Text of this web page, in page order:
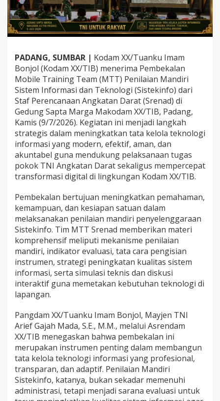
n
T
a
t
e
l
o
a
D
i
g
i
t
a
d
a
n
e
a
m
a
a
n
D
a
t
a
PADANG, SUMBAR | Kodam XX/Tuanku Imam
Bonjol (Kodam XX/TIB) menerima Pembekalan
Mobile Training Team (MTT) Penilaian Mandiri
Sistem Informasi dan Teknologi (Sistekinfo) dari
Staf Perencanaan Angkatan Darat (Srenad) di
Gedung Sapta Marga Makodam XX/TIB, Padang,
Kamis (9/7/2026). Kegiatan ini menjadi langkah
strategis dalam meningkatkan tata kelola teknologi
informasi yang modern, efektif, aman, dan
akuntabel guna mendukung pelaksanaan tugas
pokok TNI Angkatan Darat sekaligus mempercepat
transformasi digital di lingkungan Kodam XX/TIB.
Pembekalan bertujuan meningkatkan pemahaman,
kemampuan, dan kesiapan satuan dalam
melaksanakan penilaian mandiri penyelenggaraan
Sistekinfo. Tim MTT Srenad memberikan materi
komprehensif meliputi mekanisme penilaian
mandiri, indikator evaluasi, tata cara pengisian
instrumen, strategi peningkatan kualitas sistem
informasi, serta simulasi teknis dan diskusi
interaktif guna memetakan kebutuhan teknologi di
lapangan.
Pangdam XX/Tuanku Imam Bonjol, Mayjen TNI
Arief Gajah Mada, S.E., M.M., melalui Asrendam
XX/TIB menegaskan bahwa pembekalan ini
merupakan instrumen penting dalam membangun
tata kelola teknologi informasi yang profesional,
transparan, dan adaptif. Penilaian Mandiri
Sistekinfo, katanya, bukan sekadar memenuhi
administrasi, tetapi menjadi sarana evaluasi untuk